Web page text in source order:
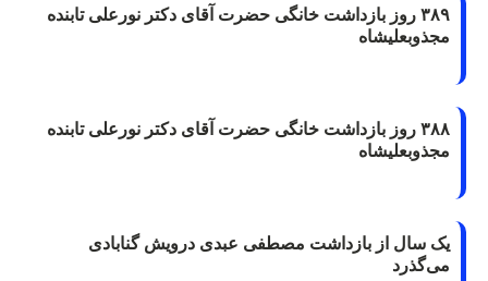
۳۸۹ روز بازداشت خانگی حضرت آقای دکتر نورعلی تابنده
مجذوبعلیشاه
۳۸۸ روز بازداشت خانگی حضرت آقای دکتر نورعلی تابنده
مجذوبعلیشاه
یک سال از بازداشت مصطفی عبدی درویش گنابادی
می‌گذرد